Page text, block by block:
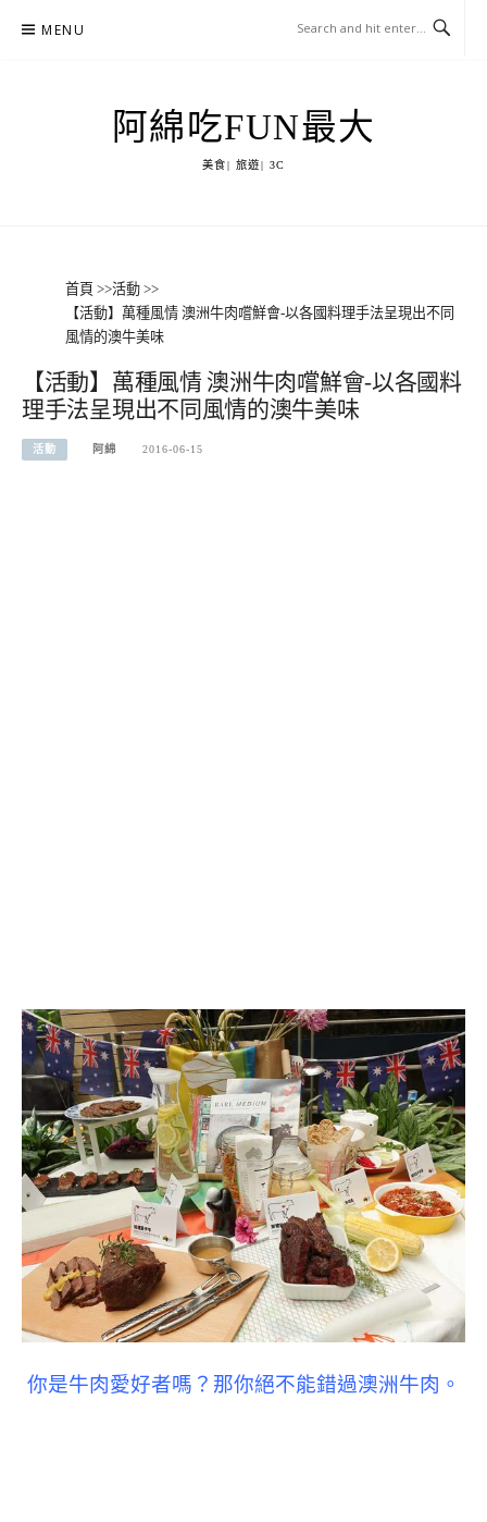
MENU
阿綿吃FUN最大
美食| 旅遊| 3C
首頁 >>活動 >>
【活動】萬種風情 澳洲牛肉嚐鮮會-以各國料理手法呈現出不同
風情的澳牛美味
【活動】萬種風情 澳洲牛肉嚐鮮會-以各國料
理手法呈現出不同風情的澳牛美味
活動 阿綿 2016-06-15
你是牛肉愛好者嗎？那你絕不能錯過澳洲牛肉。